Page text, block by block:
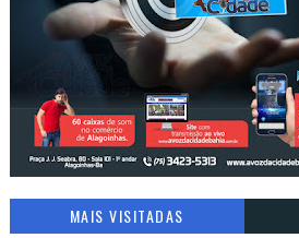
MAIS VISITADAS